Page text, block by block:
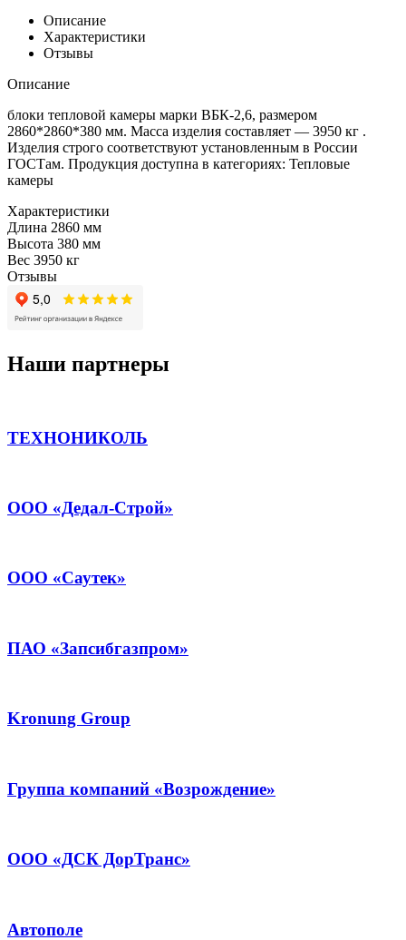
Описание
Характеристики
Отзывы
Описание
блоки тепловой камеры марки ВБК-2,6, размером
2860*2860*380 мм. Масса изделия составляет — 3950 кг .
Изделия строго соответствуют установленным в России
ГОСТам. Продукция доступна в категориях: Тепловые
камеры
Характеристики
Длина 2860 мм
Высота 380 мм
Вес 3950 кг
Отзывы
Наши партнеры
ТЕХНОНИКОЛЬ
ООО «Дедал-Строй»
ООО «Саутек»
ПАО «Запсибгазпром»
Kronung Group
Группа компаний «Возрождение»
ООО «ДСК ДорТранс»
Автополе